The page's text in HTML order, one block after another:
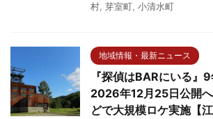
村, 芽室町, 小清水町
地域情報・最新ニュース
『探偵はBARにいる』
2026年12月25日公開
どで大規模ロケ実施【